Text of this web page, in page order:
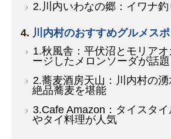
2.川内いわなの郷：イワナ
川内村のおすすめグルメス
1.秋風舎：平伏沼とモリアオ
ージしたメロンソーダが話題
2.蕎麦酒房天山：川内村の
絶品蕎麦を堪能
3.Cafe Amazon：タイスタ
やタイ料理が人気